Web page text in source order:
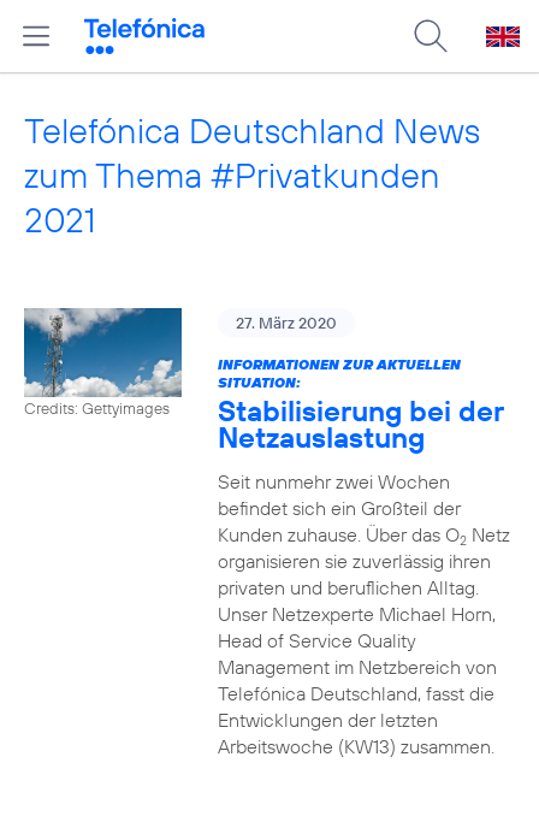
Telefónica Deutschland News
zum Thema #Privatkunden
2021
Credits: Gettyimages
27. März 2020
INFORMATIONEN ZUR AKTUELLEN
SITUATION:
Stabilisierung bei der
Netzauslastung
Seit nunmehr zwei Wochen
befindet sich ein Großteil der
Kunden zuhause. Über das O2Netz
organisieren sie zuverlässig ihren
privaten und beruflichen Alltag.
Unser Netzexperte Michael Horn,
Head of Service Quality
Management im Netzbereich von
Telefónica Deutschland, fasst die
Entwicklungen der letzten
Arbeitswoche (KW13) zusammen.